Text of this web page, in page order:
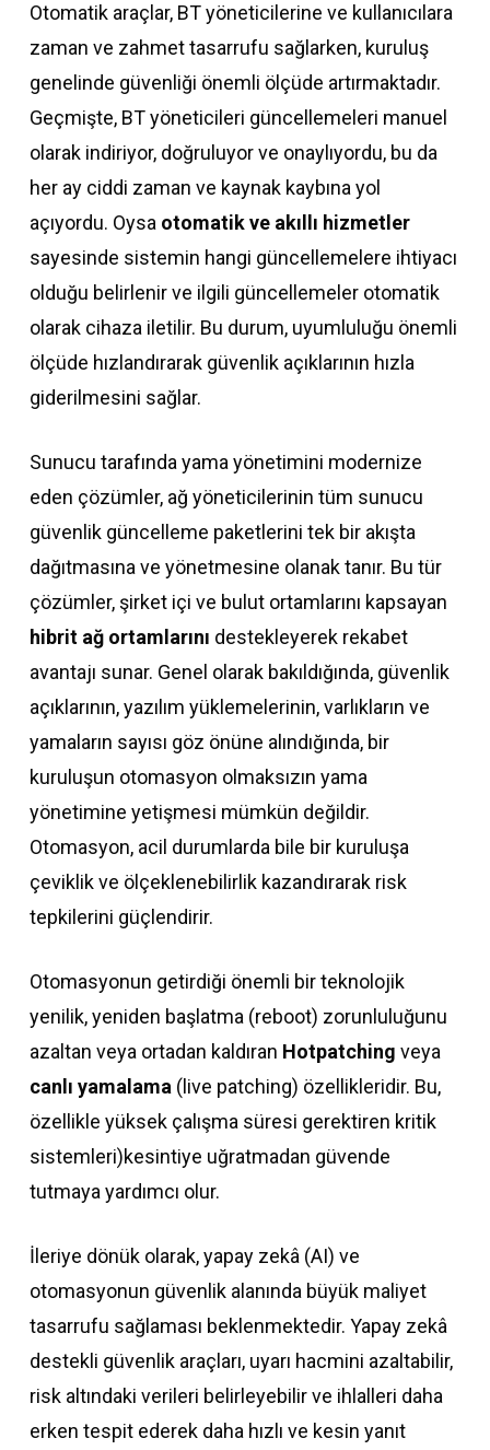
Otomatik araçlar, BT yöneticilerine ve kullanıcılara
zaman ve zahmet tasarrufu sağlarken, kuruluş
genelinde güvenliği önemli ölçüde artırmaktadır.
Geçmişte, BT yöneticileri güncellemeleri manuel
olarak indiriyor, doğruluyor ve onaylıyordu, bu da
her ay ciddi zaman ve kaynak kaybına yol
açıyordu. Oysa otomatik ve akıllı hizmetler
sayesinde sistemin hangi güncellemelere ihtiyacı
olduğu belirlenir ve ilgili güncellemeler otomatik
olarak cihaza iletilir. Bu durum, uyumluluğu önemli
ölçüde hızlandırarak güvenlik açıklarının hızla
giderilmesini sağlar.
Sunucu tarafında yama yönetimini modernize
eden çözümler, ağ yöneticilerinin tüm sunucu
güvenlik güncelleme paketlerini tek bir akışta
dağıtmasına ve yönetmesine olanak tanır. Bu tür
çözümler, şirket içi ve bulut ortamlarını kapsayan
hibrit ağ ortamlarını destekleyerek rekabet
avantajı sunar. Genel olarak bakıldığında, güvenlik
açıklarının, yazılım yüklemelerinin, varlıkların ve
yamaların sayısı göz önüne alındığında, bir
kuruluşun otomasyon olmaksızın yama
yönetimine yetişmesi mümkün değildir.
Otomasyon, acil durumlarda bile bir kuruluşa
çeviklik ve ölçeklenebilirlik kazandırarak risk
tepkilerini güçlendirir.
Otomasyonun getirdiği önemli bir teknolojik
yenilik, yeniden başlatma (reboot) zorunluluğunu
azaltan veya ortadan kaldıran Hotpatching veya
canlı yamalama (live patching) özellikleridir. Bu,
özellikle yüksek çalışma süresi gerektiren kritik
sistemleri)kesintiye uğratmadan güvende
tutmaya yardımcı olur.
İleriye dönük olarak, yapay zekâ (AI) ve
otomasyonun güvenlik alanında büyük maliyet
tasarrufu sağlaması beklenmektedir. Yapay zekâ
destekli güvenlik araçları, uyarı hacmini azaltabilir,
risk altındaki verileri belirleyebilir ve ihlalleri daha
erken tespit ederek daha hızlı ve kesin yanıt